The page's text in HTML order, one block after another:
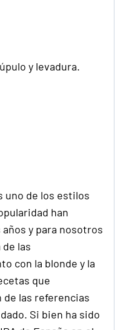
y levadura.
uno de los estilos
han
y para nosotros
las
con la blonde y la
que
de las referencias
Si bien ha sido